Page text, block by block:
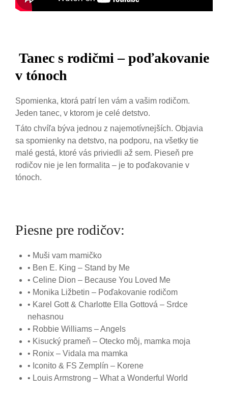
Tanec s rodičmi – poďakovanie
v tónoch
Spomienka, ktorá patrí len vám a vašim rodičom.
Jeden tanec, v ktorom je celé detstvo.
Táto chvíľa býva jednou z najemotívnejších. Objavia
sa spomienky na detstvo, na podporu, na všetky tie
malé gestá, ktoré vás priviedli až sem. Pieseň pre
rodičov nie je len formalita – je to poďakovanie v
tónoch.
Piesne pre rodičov:
• Muši vam mamičko
• Ben E. King – Stand by Me
• Celine Dion – Because You Loved Me
• Monika Ližbetin – Poďakovanie rodičom
• Karel Gott & Charlotte Ella Gottová – Srdce
nehasnou
• Robbie Williams – Angels
• Kisucký prameň – Otecko môj, mamka moja
• Ronix – Vidala ma mamka
• Iconito & FS Zemplín – Korene
• Louis Armstrong – What a Wonderful World